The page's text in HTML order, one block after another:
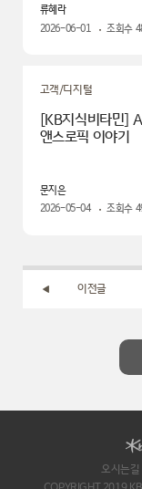
류혜라
2026-06-01
조회수
고객/디지털
[KB지식비타민]
앤스로픽 이야기
문지은
2026-05-04
조회수
이전글
오시는길